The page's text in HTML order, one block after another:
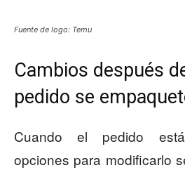
Fuente de logo: Temu
Cambios después
pedido se
Cuando el pedido
opciones para modificarlo